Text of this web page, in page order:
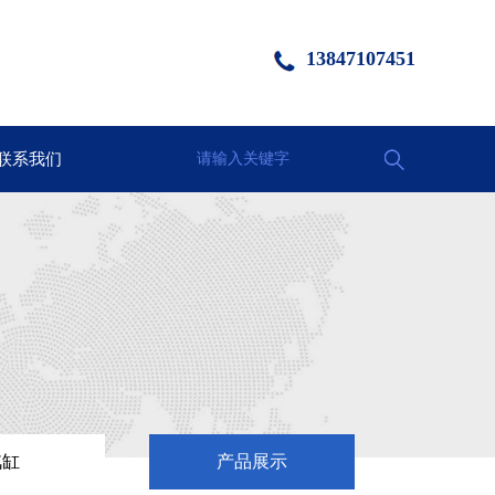
13847107451
系我们 请输入关键字
产品展示